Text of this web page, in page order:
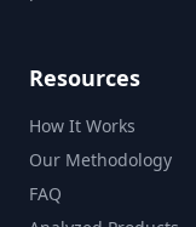
Resources
How It Works
Our Methodology
FAQ